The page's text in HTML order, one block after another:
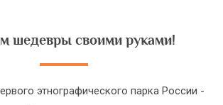
шедевры своими руками!
этнографического парка России -